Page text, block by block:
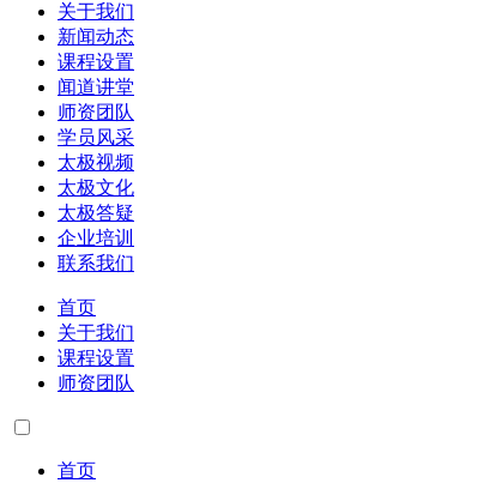
关于我们
新闻动态
课程设置
闻道讲堂
师资团队
学员风采
太极视频
太极文化
太极答疑
企业培训
联系我们
首页
关于我们
课程设置
师资团队
首页